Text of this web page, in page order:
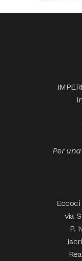
Per
via
P.